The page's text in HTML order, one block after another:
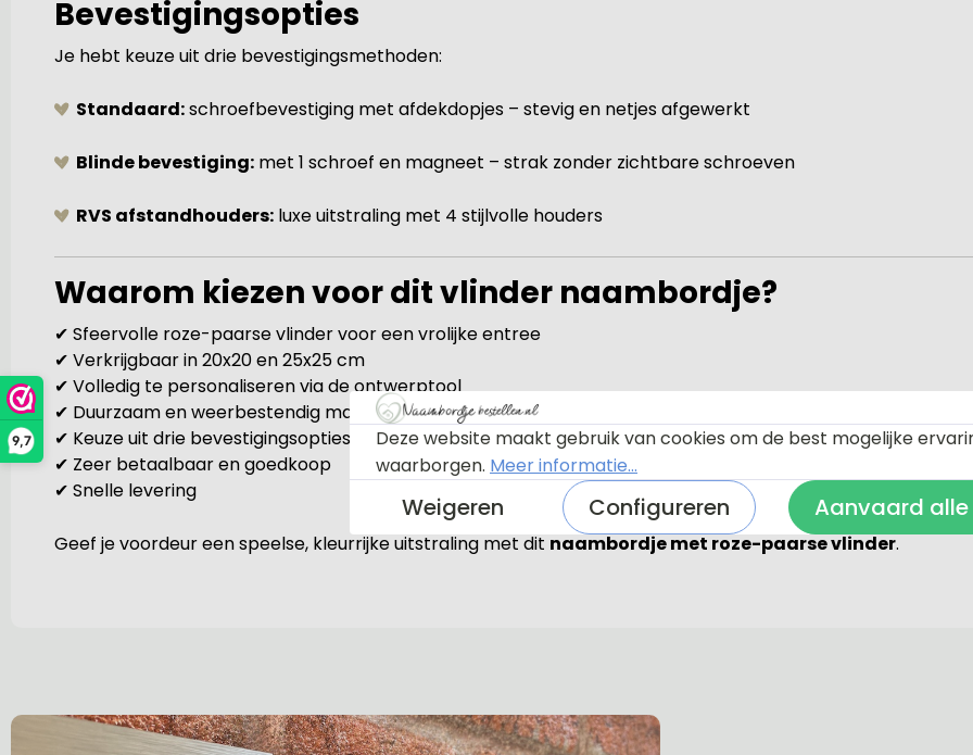
9,7
Bevestigingsopties
Je hebt keuze uit drie bevestigingsmethoden:
Standaard:schroefbevestiging met afdekdopjes – stevig en netjes afgewerkt
Blinde bevestiging: met 1 schroef en magneet – strak zonder zichtbare schroeven
RVS afstandhouders: luxe uitstraling met 4 stijlvolle houders
Waarom kiezen voor dit vlinder naambordje?
✔ Sfeervolle roze-paarse vlinder voor een vrolijke entree
✔ Verkrijgbaar in 20x20 en 25x25 cm
✔ Volledig te personaliseren via de ontwerptool
✔ Duurzaam en weerbestendig materiaal
✔ Keuze uit drie bevestigingsopties
✔ Zeer betaalbaar en goedkoop
✔ Snelle levering
Geef je voordeur een speelse, kleurrijke uitstraling met dit naambordje met roze-paarse vlinder.
Deze website maakt gebruik van cookies om de best mogelijke
waarborgen. Meer informatie...
Weigeren Configureren Aanvaard